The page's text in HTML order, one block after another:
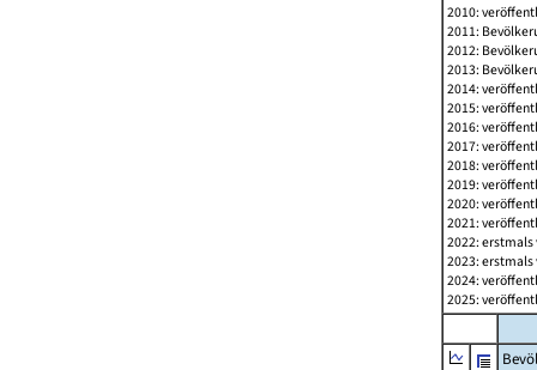
2010:
2011:
2012:
2013:
2014:
2015:
2016:
2017:
2018:
2019:
2020:
2021:
2022:
2023:
2024:
2025: